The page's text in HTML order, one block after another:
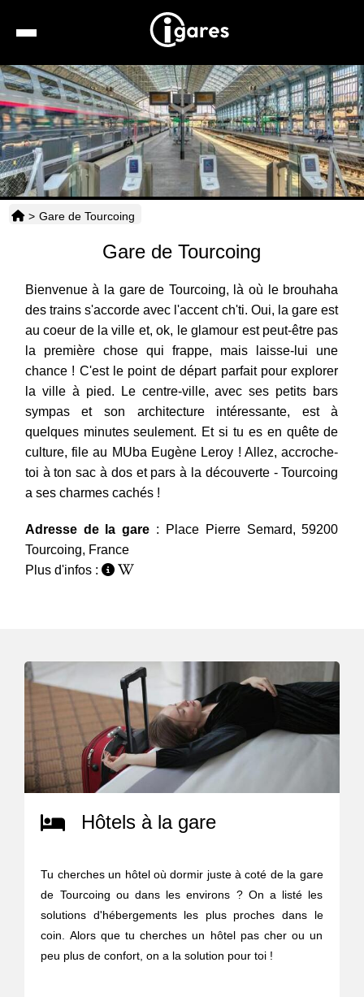
Recherche
Location de voiture
Hôtels
Taxis
> Gare de Tourcoing
Gare de Tourcoing
Bienvenue à la gare de Tourcoing, là où le brouhaha
des trains s'accorde avec l'accent ch'ti. Oui, la gare est
au coeur de la ville et, ok, le glamour est peut-être pas
la première chose qui frappe, mais laisse-lui une
chance ! C'est le point de départ parfait pour explorer
la ville à pied. Le centre-ville, avec ses petits bars
sympas et son architecture intéressante, est à
quelques minutes seulement. Et si tu es en quête de
culture, file au MUba Eugène Leroy ! Allez, accroche-
toi à ton sac à dos et pars à la découverte - Tourcoing
a ses charmes cachés !
Adresse de la gare : Place Pierre Semard, 59200
Tourcoing, France
Plus d'infos :
Hôtels à la gare
Tu cherches un hôtel où dormir juste à coté de la gare
de Tourcoing ou dans les environs ? On a listé les
solutions d'hébergements les plus proches dans le
coin. Alors que tu cherches un hôtel pas cher ou un
peu plus de confort, on a la solution pour toi !